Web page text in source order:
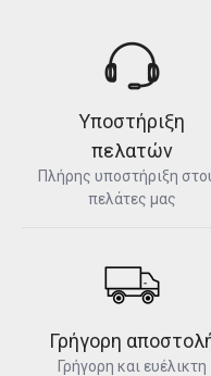
Υποστήριξη
πελατών
Πλήρης υποστήριξη
πελάτες μας
Γρήγορη
Γρήγορη και ευέλικτη